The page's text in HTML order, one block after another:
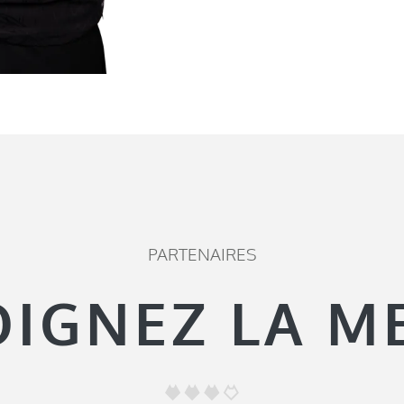
PARTENAIRES
LA